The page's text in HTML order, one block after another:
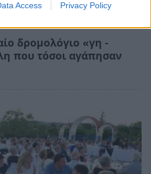
Access Privacy Policy
δρομολόγιο «γη -
που τόσοι αγάπησαν